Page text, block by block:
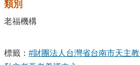
類別
老福機構
標籤： #財團法人台灣省台南市天主